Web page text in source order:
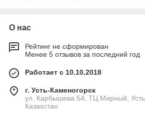
О нас
Рейтинг не сформирован
Менее 5 отзывов за последний год
Работает с 10.10.2018
г. Усть-Каменогорск
ул. Карбышева 54, ТЦ Мирный,
Казахстан